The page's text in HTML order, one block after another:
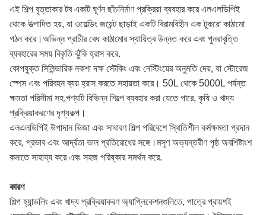
এই শিল্প বৃত্তাকার টব একটি ঘূর্ণন ছাঁচনির্মাণ প্রক্রিয়া ব্যবহার করে এলএলডিপিই
থেকে উত্পাদিত হয়, যা ওয়েল্ডিং জয়েন্ট ছাড়াই একটি বিরামবিহীন এক টুকরো কাঠামো
গঠন করে।অভিন্ন প্রাচীর বেধ কাঠামোর স্থায়িত্ব উন্নত করে এবং পুনরাবৃত্তি
ব্যবহারের সময় বিকৃতি ঝুঁকি হ্রাস করে.
কোপযুক্ত সিলিন্ডারিক নকশা দক্ষ স্টেকিং এবং নেস্টিংয়ের অনুমতি দেয়, যা স্টোরেজ
স্পেস এবং পরিবহন ব্যয় হ্রাস করতে সহায়তা করে। 50L থেকে 5000L পর্যন্ত
ক্ষমতা পরিসীমা সহ,পণ্যটি বিভিন্ন শিল্পে ব্যবহার করা যেতে পারে, কৃষি ও খাদ্য
প্রক্রিয়াকরণের দৃশ্যকল্প।
এলএলডিপিই উপাদান ভিজা এবং সাধারণ শিল্প পরিবেশে স্থিতিশীল কর্মক্ষমতা প্রদান
করে, প্রভাব এবং আর্দ্রতা ভাল প্রতিরোধের সঙ্গে।মসৃণ অভ্যন্তরীণ পৃষ্ঠ অবশিষ্টাংশ
কমাতে সাহায্য করে এবং সহজ পরিষ্কার সমর্থন করে.
কারণ
শিল্প হ্যান্ডলিং এবং খাদ্য প্রক্রিয়াকরণ অ্যাপ্লিকেশনগুলিতে, পাত্রে প্রায়শই